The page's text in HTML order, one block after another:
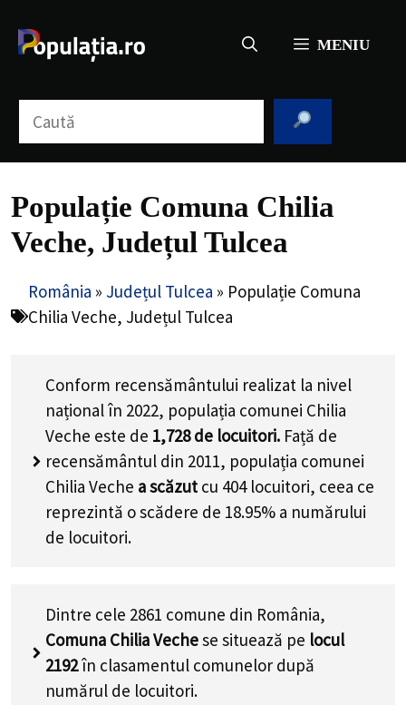
conținut
MENIU
Populație Comuna Chilia
Veche, Județul Tulcea
România » Județul Tulcea » Populație Comuna
Chilia Veche, Județul Tulcea
Conform recensământului realizat la nivel
național în 2022, populația comunei Chilia
Veche este de 1,728de locuitori. Față de
recensământul din 2011, populația comunei
Chilia Veche a scăzut cu 404locuitori, ceea ce
reprezintă o scădere de 18.95% a numărului
de locuitori.
Dintre cele 2861 comune din România,
Comuna Chilia Vechese situează pe locul
2192în clasamentul comunelor după
numărul de locuitori.